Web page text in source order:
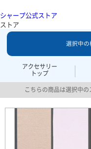
シャープ公式ストア
ストア
アクセサリー
トップ
選択中の
こちらの商品は選択中の